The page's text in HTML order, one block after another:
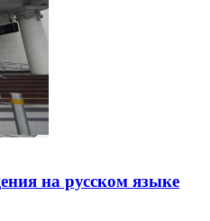
на русском языке